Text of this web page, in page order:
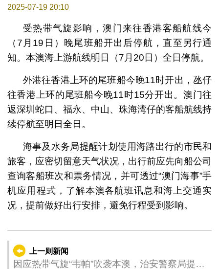
2025-07-19 20:10
受热带气旋影响，澳门来往香港客船航线今
（7月19日）晚尾班船开出后停航，直至另行通
知。本澳海上游航线明日（7月20日）全日停航。
外港往香港上环的尾班船今晚11时开出，氹仔
往香港上环的尾班船今晚11时15分开出。澳门往
返深圳蛇口、福永、中山、珠海湾仔的客船航线持
续停航至明日全日。
海事及水务局提醒计划使用海路出行的市民和
旅客，应密切留意天气状况，出行前应先向船公司
查询客船班次和票务情况，并可透过“澳门海事”手
机应用程式，了解本澳各航班讯息和海上交通实
况，提前做好出行安排，避免行程受到影响。
上一则新闻
因应热带气旋“韦帕”吹袭本澳，治安警察局提醒